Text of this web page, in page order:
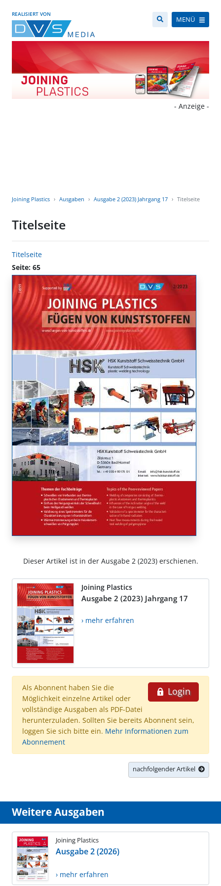
REALISIERT VON
MENÜ
- Anzeige -
Joining Plastics Ausgaben Ausgabe 2 (2023) Jahrgang 17 Titelseite
Titelseite
Titelseite
Seite: 65
Dieser Artikel ist in der Ausgabe 2 (2023) erschienen.
Joining Plastics
Ausgabe 2 (2023) Jahrgang 17
› mehr erfahren
Login
Als Abonnent haben Sie die
Möglichkeit einzelne Artikel oder
vollständige Ausgaben als PDF-Datei
herunterzuladen. Sollten Sie bereits Abonnent sein,
loggen Sie sich bitte ein. Mehr Informationen zum
Abonnement
nachfolgender Artikel
Weitere Ausgaben
Joining Plastics
Ausgabe 2 (2026)
› mehr erfahren